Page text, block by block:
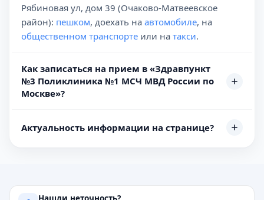
Рябиновая ул, дом 39 (Очаково-Матвеевское
район): пешком, доехать на автомобиле, на
общественном транспорте или на такси.
Как записаться на прием в «Здравпункт
№3 Поликлиника №1 МСЧ МВД России по
Москве»?
Актуальность информации на странице?